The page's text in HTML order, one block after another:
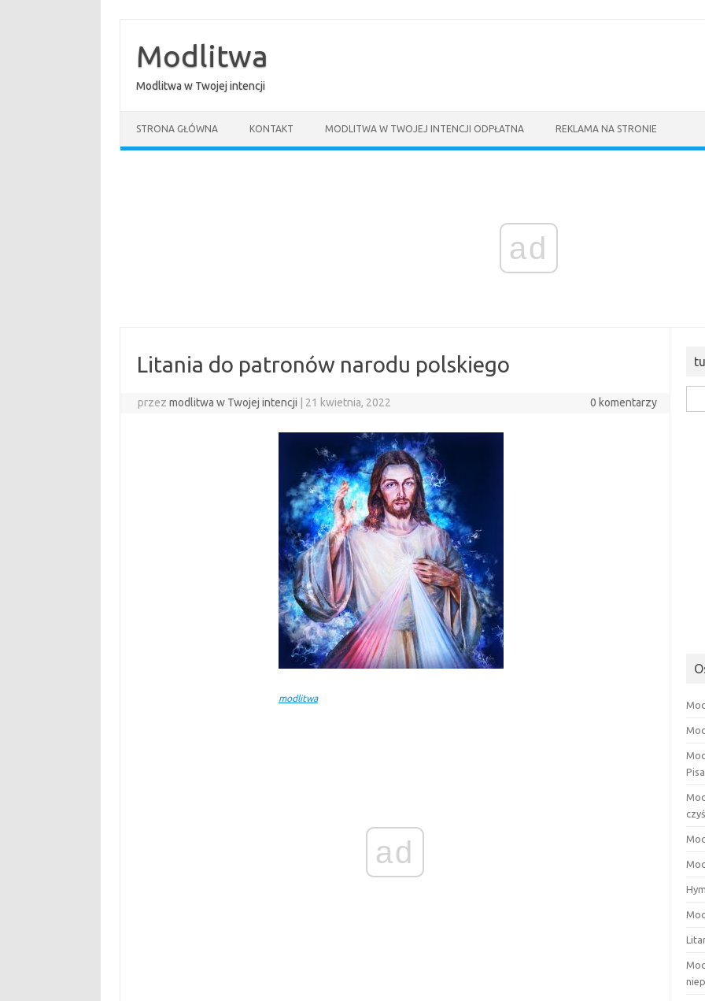
treściModlitwa
Modlitwa w Twojej intencji
STRONA GŁÓWNA KONTAKT MODLITWA W TWOJEJ INTENCJI ODPŁATNA REKLAMA NA STRONIE
ad
Litania do patronów narodu polskiego
przezmodlitwa w Twojej intencji 21 kwietnia, 2022 0 komentarzy
modlitwa
ad